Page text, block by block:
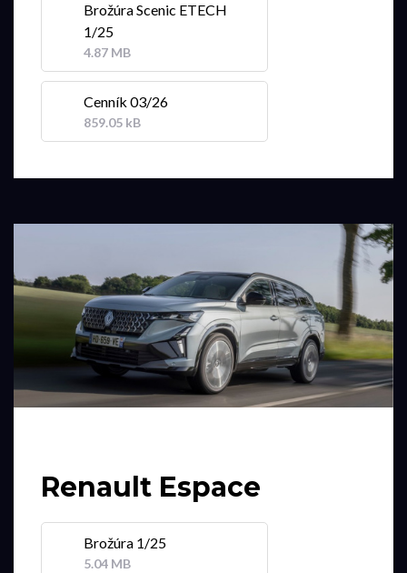
Brožúra Scenic ETECH
1/25
4.87 MB
Cenník 03/26
859.05 kB
Renault Espace
Brožúra 1/25
5.04 MB